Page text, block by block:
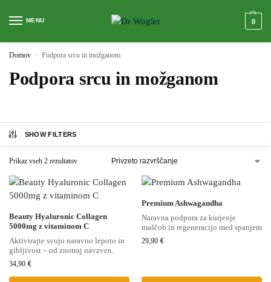
MENU 0
Domov / Podpora srcu in možganom
Podpora srcu in možganom
SHOW FILTERS
Prikaz vseh 2 rezultatov
Beauty Hyaluronic Collagen
5000mg z vitaminom C
Aktivirajte svojo naravno lepoto in
gibljivost – od znotraj navzven.
34,90 €
Premium Ashwagandha
Naravna podpora za kurjenje
maščob in regeneracijo med spanjem
29,90 €